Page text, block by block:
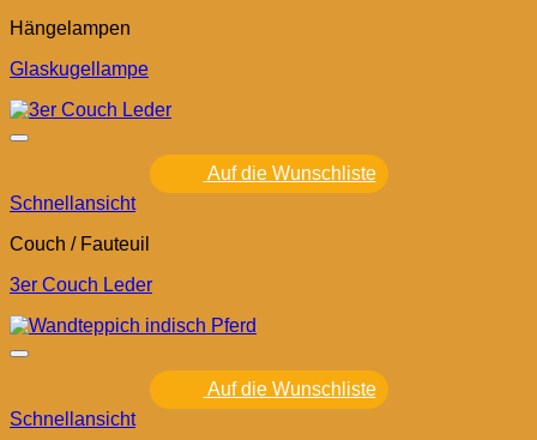
Hängelampen
Glaskugellampe
Auf die Wunschliste
Schnellansicht
Couch / Fauteuil
3er Couch Leder
Auf die Wunschliste
Schnellansicht